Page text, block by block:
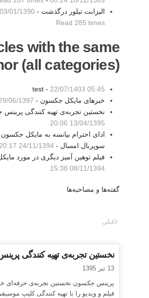
الیزابت تیلور درگذشت - 03/01/1390 20:18
Read 285 times
with the same
(all categories):
test - 22/07/1403 05:45
خبرهای مایکل جکسون - 06/1397 19:05
نخستین تجربه‌ی تهیه کنندگی
13/04/1395 20:06
ادای احترام بیانسه به مایکل
سوپربال امسال - 24/11/1394 20:17
فیلم توهین آمیز دیگری در مورد
08/11/1394 15:38
گفته‌ها و مصاحبه‌ها
قبلی
نخستین تجربه‌ی تهیه کنندگی
13 تیر 1395
پرینس جکسون نخستین تجربه‌ی حرفه‌ای
فیلم و ویدیو را با تهیه کنندگی کلیپ